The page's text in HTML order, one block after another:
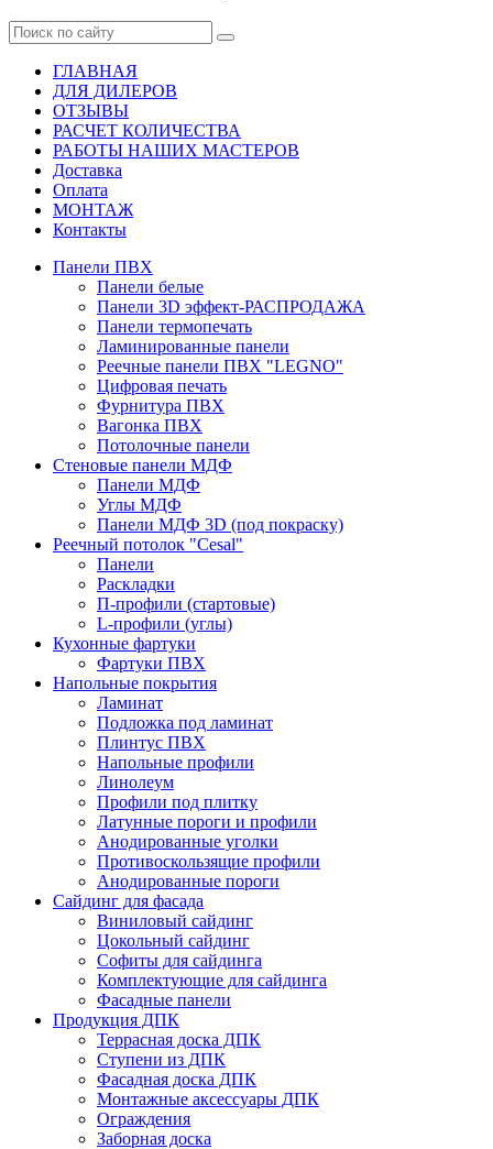
ГЛАВНАЯ
ДЛЯ ДИЛЕРОВ
ОТЗЫВЫ
РАСЧЕТ КОЛИЧЕСТВА
РАБОТЫ НАШИХ МАСТЕРОВ
Доставка
Оплата
МОНТАЖ
Контакты
Панели ПВХ
Панели белые
Панели 3D эффект-РАСПРОДАЖА
Панели термопечать
Ламинированные панели
Реечные панели ПВХ "LEGNO"
Цифровая печать
Фурнитура ПВХ
Вагонка ПВХ
Потолочные панели
Стеновые панели МДФ
Панели МДФ
Углы МДФ
Панели МДФ 3D (под покраску)
Реечный потолок "Cesal"
Панели
Раскладки
П-профили (стартовые)
L-профили (углы)
Кухонные фартуки
Фартуки ПВХ
Напольные покрытия
Ламинат
Подложка под ламинат
Плинтус ПВХ
Напольные профили
Линолеум
Профили под плитку
Латунные пороги и профили
Анодированные уголки
Противоскользящие профили
Анодированные пороги
Сайдинг для фасада
Виниловый сайдинг
Цокольный сайдинг
Софиты для сайдинга
Комплектующие для сайдинга
Фасадные панели
Продукция ДПК
Террасная доска ДПК
Ступени из ДПК
Фасадная доска ДПК
Монтажные аксессуары ДПК
Ограждения
Заборная доска